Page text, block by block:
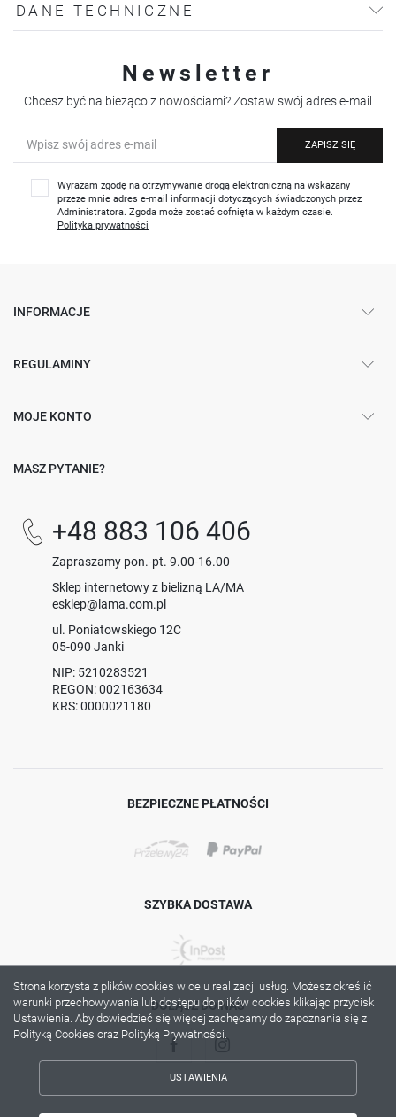
DANE TECHNICZNE
Newsletter
Chcesz być na bieżąco z nowościami? Zostaw swój adres e-mail
ZAPISZ SIĘ
Wyrażam zgodę na otrzymywanie drogą elektroniczną na wskazany
przeze mnie adres e-mail informacji dotyczących świadczonych przez
Administratora. Zgoda może zostać cofnięta w każdym czasie.
Polityka prywatności
INFORMACJE
REGULAMINY
MOJE KONTO
MASZ PYTANIE?
+48 883 106 406
Zapraszamy pon.-pt. 9.00-16.00
Sklep internetowy z bielizną LA/MA
esklep@lama.com.pl
ul. Poniatowskiego 12C
05-090 Janki
NIP: 5210283521
REGON: 002163634
KRS: 0000021180
BEZPIECZNE PŁATNOŚCI
SZYBKA DOSTAWA
DOŁĄCZ DO NAS
Strona korzysta z plików cookies w celu realizacji usług. Możesz określić
warunki przechowywania lub dostępu do plików cookies klikając przycisk
Ustawienia. Aby dowiedzieć się więcej zachęcamy do zapoznania się z
Polityką Cookies oraz Polityką Prywatności.
USTAWIENIA